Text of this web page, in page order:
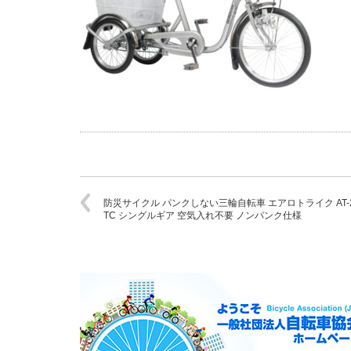
防災サイクル パンクしない三輪自転車 エアロトライク
TC シングルギア 空気入れ不要 ノンパンク仕様